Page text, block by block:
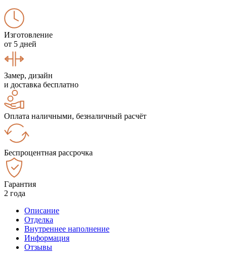
Изготовление
от 5 дней
Замер, дизайн
и доставка бесплатно
Оплата наличными, безналичный расчёт
Беспроцентная рассрочка
Гарантия
2 года
Описание
Отделка
Внутреннее наполнение
Информация
Отзывы